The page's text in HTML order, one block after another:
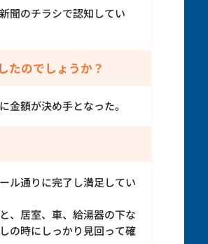
聞のチラシで認知してい
たのでしょうか？
金額が決め手となった。
ル通りに完了し満足してい
、居室、車、給湯器の下な
の時にしっかり見回って確